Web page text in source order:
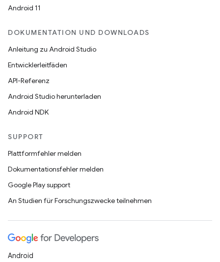
Android 11
DOKUMENTATION UND DOWNLOADS
Anleitung zu Android Studio
Entwicklerleitfäden
API-Referenz
Android Studio herunterladen
Android NDK
SUPPORT
Plattformfehler melden
Dokumentationsfehler melden
Google Play support
An Studien für Forschungszwecke teilnehmen
Android